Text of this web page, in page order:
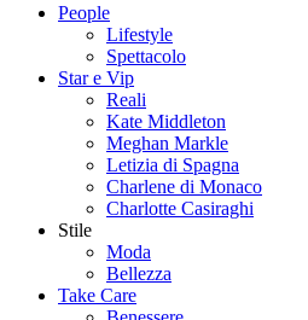
People
Lifestyle
Spettacolo
Star e Vip
Reali
Kate Middleton
Meghan Markle
Letizia di Spagna
Charlene di Monaco
Charlotte Casiraghi
Stile
Moda
Bellezza
Take Care